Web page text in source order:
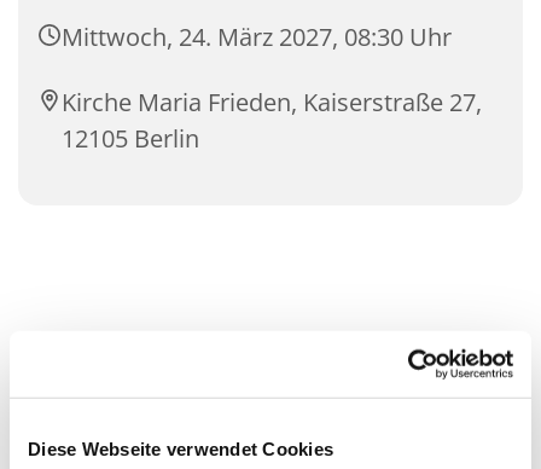
Diese Webseite verwendet Cookies
Mittwoch, 24. März 2027, 08:30 Uhr
Kirche Maria Frieden, Kaiserstraße 27,
12105 Berlin